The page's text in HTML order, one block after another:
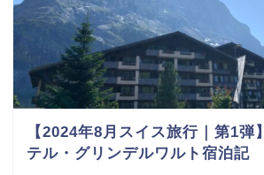
【2024年8月スイス旅行｜第1弾
テル・グリンデルワルト宿泊記